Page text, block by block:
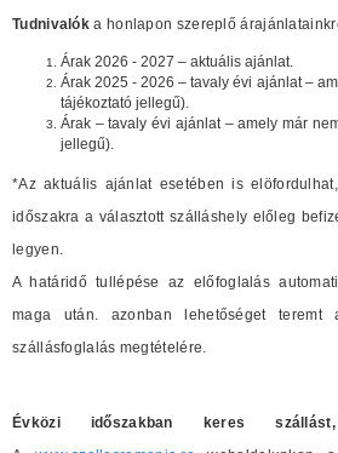
Tudnivalók a honlapon szereplő
Árak 2026 - 2027 – aktuális ajánlat.
Árak 2025 - 2026 – tavaly évi ajánlat –
tájékoztató jellegű).
Árak – tavaly évi ajánlat – amely már
jellegű).
*Az aktuális ajánlat esetében is
időszakra a választott szálláshely előleg
legyen.
A határidő tullépése az előfoglalás
maga után. azonban lehetőséget teremt
szállásfoglalás megtételére.
Évközi időszakban keres